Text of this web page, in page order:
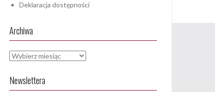
Deklaracja dostępności
Archiwa
Archiwa
Newslettera